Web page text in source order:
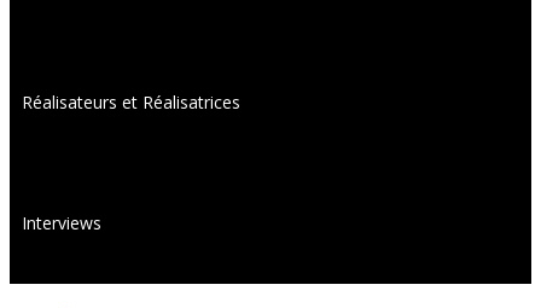
Réalisateurs et Réalisatrices
Interviews